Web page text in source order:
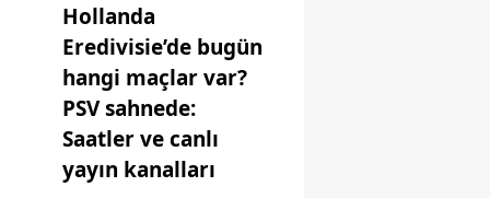
Hollanda
Eredivisie’de bugün
hangi maçlar var?
PSV sahnede:
Saatler ve canlı
yayın kanalları